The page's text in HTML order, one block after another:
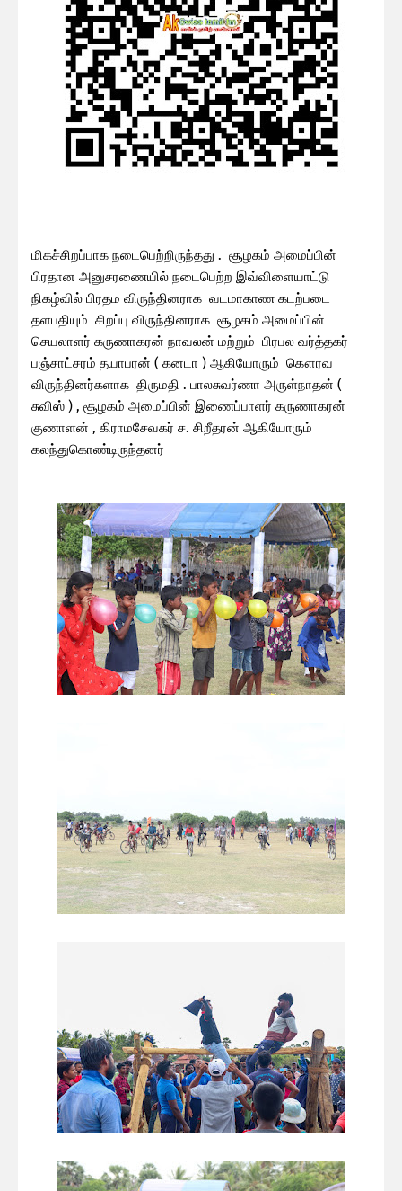
மிகச்சிறப்பாக நடைபெற்றிருந்தது . சூழகம் அமைப்பின்
பிரதான அனுசரணையில் நடைபெற்ற இவ்விளையாட்டு
நிகழ்வில் பிரதம விருந்தினராக வடமாகாண கடற்படை
தளபதியும் சிறப்பு விருந்தினராக சூழகம் அமைப்பின்
செயலாளர் கருணாகரன் நாவலன் மற்றும் பிரபல வர்த்தகர்
பஞ்சாட்சரம் தயாபரன் ( கனடா ) ஆகியோரும் கௌரவ
விருந்தினர்களாக திருமதி . பாலசுவர்ணா அருள்நாதன் (
சுவிஸ் ) , சூழகம் அமைப்பின் இணைப்பாளர் கருணாகரன்
குணாளன் , கிராமசேவகர் ச. சிறீதரன் ஆகியோரும்
கலந்துகொண்டிருந்தனர்